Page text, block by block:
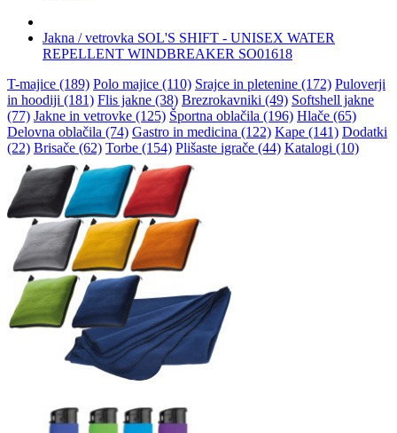
Jakna / vetrovka SOL'S SHIFT - UNISEX WATER
REPELLENT WINDBREAKER SO01618
T-majice (189) Polo majice (110) Srajce in pletenine (172) Puloverji
in hoodiji (181) Flis jakne (38) Brezrokavniki (49) Softshell jakne
(77) Jakne in vetrovke (125) Športna oblačila (196) Hlače (65)
Delovna oblačila (74) Gastro in medicina (122) Kape (141) Dodatki
(22) Brisače (62) Torbe (154) Plišaste igrače (44) Katalogi (10)